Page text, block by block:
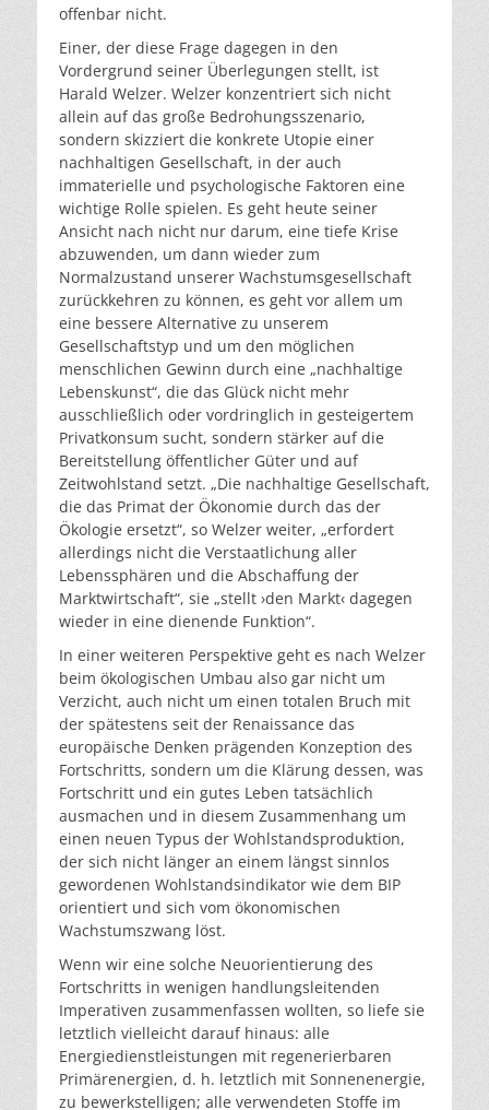
offenbar nicht.
Einer, der diese Frage dagegen in den
Vordergrund seiner Überlegungen stellt, ist
Harald Welzer. Welzer konzentriert sich nicht
allein auf das große Bedrohungsszenario,
sondern skizziert die konkrete Utopie einer
nachhaltigen Gesellschaft, in der auch
immaterielle und psychologische Faktoren eine
wichtige Rolle spielen. Es geht heute seiner
Ansicht nach nicht nur darum, eine tiefe Krise
abzuwenden, um dann wieder zum
Normalzustand unserer Wachstumsgesellschaft
zurückkehren zu können, es geht vor allem um
eine bessere Alternative zu unserem
Gesellschaftstyp und um den möglichen
menschlichen Gewinn durch eine „nachhaltige
Lebenskunst“, die das Glück nicht mehr
ausschließlich oder vordringlich in gesteigertem
Privatkonsum sucht, sondern stärker auf die
Bereitstellung öffentlicher Güter und auf
Zeitwohlstand setzt. „Die nachhaltige Gesellschaft,
die das Primat der Ökonomie durch das der
Ökologie ersetzt“, so Welzer weiter, „erfordert
allerdings nicht die Verstaatlichung aller
Lebenssphären und die Abschaffung der
Marktwirtschaft“, sie „stellt ›den Markt‹ dagegen
wieder in eine dienende Funktion“.
In einer weiteren Perspektive geht es nach Welzer
beim ökologischen Umbau also gar nicht um
Verzicht, auch nicht um einen totalen Bruch mit
der spätestens seit der Renaissance das
europäische Denken prägenden Konzeption des
Fortschritts, sondern um die Klärung dessen, was
Fortschritt und ein gutes Leben tatsächlich
ausmachen und in diesem Zusammenhang um
einen neuen Typus der Wohlstandsproduktion,
der sich nicht länger an einem längst sinnlos
gewordenen Wohlstandsindikator wie dem BIP
orientiert und sich vom ökonomischen
Wachstumszwang löst.
Wenn wir eine solche Neuorientierung des
Fortschritts in wenigen handlungsleitenden
Imperativen zusammenfassen wollten, so liefe sie
letztlich vielleicht darauf hinaus: alle
Energiedienstleistungen mit regenerierbaren
Primärenergien, d. h. letztlich mit Sonnenenergie,
zu bewerkstelligen; alle verwendeten Stoffe im